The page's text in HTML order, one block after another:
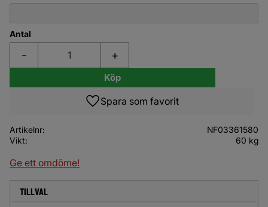
Antal
+
-
Köp
Lägg till i favoriter
Artikelnr
NF03361580
Vikt
60 kg
Ge ett omdöme!
TILLVAL